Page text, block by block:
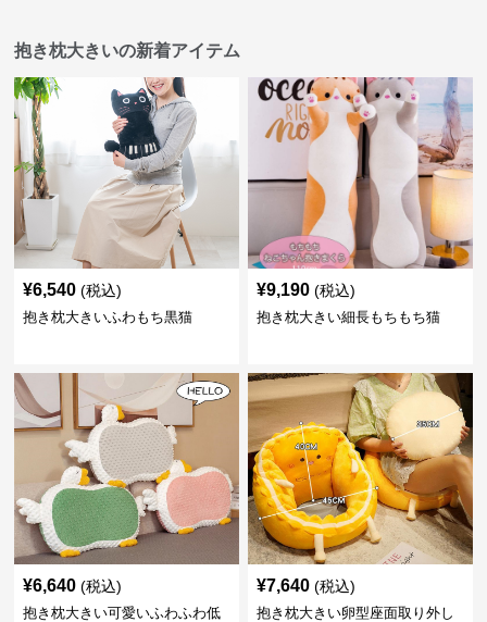
抱き枕大きいの新着アイテム
¥6,540 (税込)
抱き枕大きいふわもち黒猫
¥9,190 (税込)
抱き枕大きい細長もちもち猫
¥6,640 (税込)
抱き枕大きい可愛いふわふわ低
¥7,640 (税込)
抱き枕大きい卵型座面取り外し